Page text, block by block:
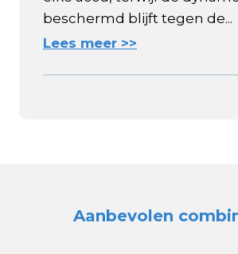
beschermd blijft tegen de...
Lees meer >>
Aanbevolen